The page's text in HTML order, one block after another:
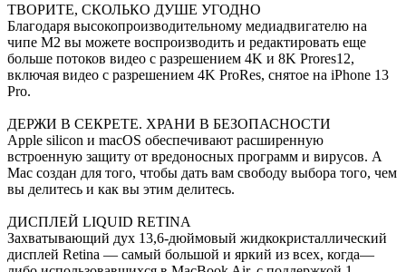
ТВОРИТЕ, СКОЛЬКО ДУШЕ УГОДНО
Благодаря высокопроизводительному медиадвигателю на
чипе M2 вы можете воспроизводить и редактировать еще
больше потоков видео с разрешением 4K и 8K Prores12,
включая видео с разрешением 4K ProRes, снятое на iPhone 13
Pro.
ДЕРЖИ В СЕКРЕТЕ. ХРАНИ В БЕЗОПАСНОСТИ
Apple silicon и macOS обеспечивают расширенную
встроенную защиту от вредоносных программ и вирусов. А
Mac создан для того, чтобы дать вам свободу выбора того, чем
вы делитесь и как вы этим делитесь.
ДИСПЛЕЙ LIQUID RETINA
Захватывающий дух 13,6-дюймовый жидкокристаллический
дисплей Retina — самый большой и яркий из всех, когда—